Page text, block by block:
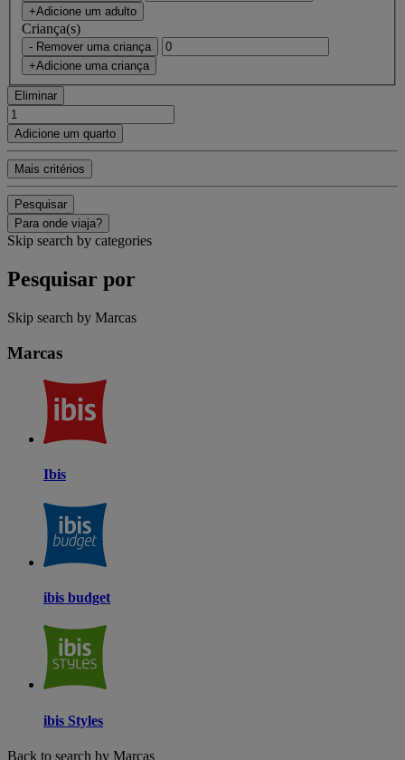
+Adicione um adulto
Criança(s)
- Remover uma criança
+Adicione uma criança
Eliminar
Adicione um quarto
Mais critérios
Pesquisar
Para onde viaja?
Skip search by categories
Pesquisar por
Skip search by Marcas
Marcas
Ibis
ibis budget
ibis Styles
Back to search by Marcas